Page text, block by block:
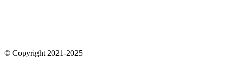
© Copyright 2021-2025